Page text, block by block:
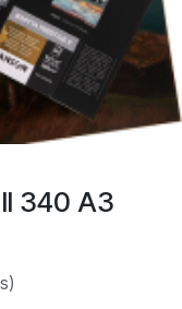
340 A3